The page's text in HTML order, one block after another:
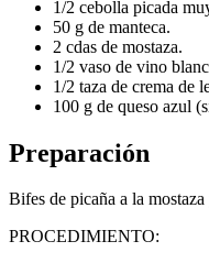
1/2 cebolla picada
50 g de manteca.
2 cdas de mostaza.
1/2 vaso de vino
1/2 taza de crema de
100 g de queso azul
Preparación
Bifes de picaña a la
PROCEDIMIENTO: